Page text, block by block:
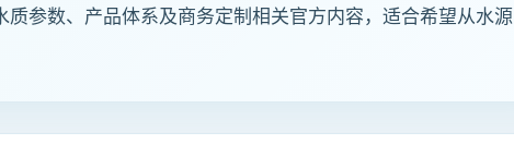
参数、产品体系及商务定制相关官方内容，适合希望从水源